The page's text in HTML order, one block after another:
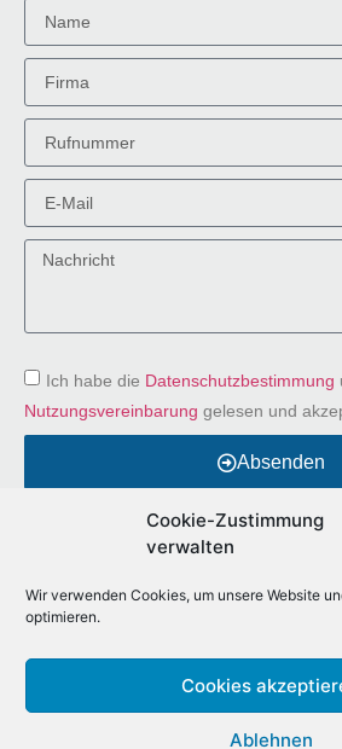
Cookie-Zustimmung
verwalten
Wir verwenden Cookies, um unsere Website
optimieren.
Cookies
Ablehnen
Ich habe die Datenschutzbestimmung
Nutzungsvereinbarung gelesen und
Absenden